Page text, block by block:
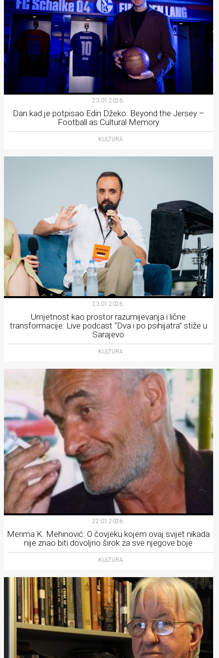
23.01.2026.
Dan kad je potpisao Edin Džeko: Beyond the Jersey –
Football as Cultural Memory
KULTURA
23.01.2026.
Umjetnost kao prostor razumijevanja i lične
transformacije: Live podcast “Dva i po psihijatra” stiže u
Sarajevo
KULTURA
22.01.2026.
Merima K. Mehinović: O čovjeku kojem ovaj svijet nikada
nije znao biti dovoljno širok za sve njegove boje
KULTURA